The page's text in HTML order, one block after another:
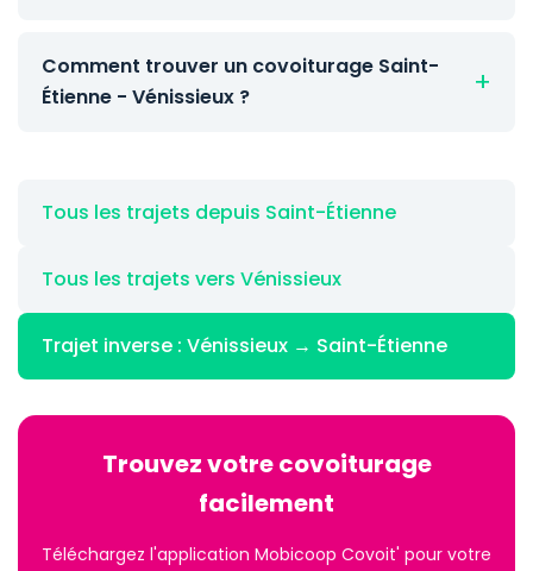
Comment trouver un covoiturage Saint-
Étienne - Vénissieux ?
Tous les trajets depuis Saint-Étienne
Tous les trajets vers Vénissieux
Trajet inverse : Vénissieux → Saint-Étienne
Trouvez votre covoiturage
facilement
Téléchargez l'application Mobicoop Covoit' pour votre